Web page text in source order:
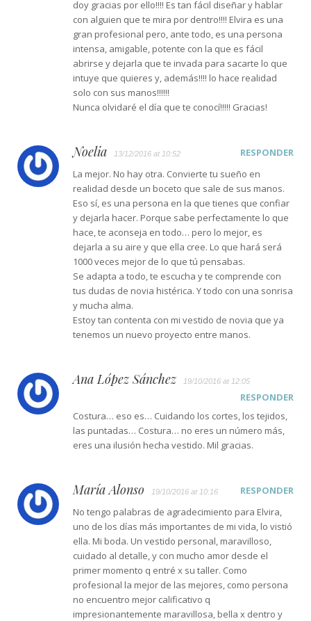
doy gracias por ello!!!! Es tan fácil diseñar y hablar
con alguien que te mira por dentro!!!! Elvira es una
gran profesional pero, ante todo, es una persona
intensa, amigable, potente con la que es fácil
abrirse y dejarla que te invada para sacarte lo que
intuye que quieres y, además!!!! lo hace realidad
solo con sus manos!!!!!!
Nunca olvidaré el día que te conocí!!!!! Gracias!
Noelia 13/12/2016 at 10:52
RESPONDER
La mejor. No hay otra. Convierte tu sueño en
realidad desde un boceto que sale de sus manos.
Eso sí, es una persona en la que tienes que confiar
y dejarla hacer. Porque sabe perfectamente lo que
hace, te aconseja en todo… pero lo mejor, es
dejarla a su aire y que ella cree. Lo que hará será
1000 veces mejor de lo que tú pensabas.
Se adapta a todo, te escucha y te comprende con
tus dudas de novia histérica. Y todo con una sonrisa
y mucha alma.
Estoy tan contenta con mi vestido de novia que ya
tenemos un nuevo proyecto entre manos.
Ana López Sánchez 19/10/2016 at 12:05
RESPONDER
Costura… eso es… Cuidando los cortes, los tejidos,
las puntadas… Costura… no eres un número más,
eres una ilusión hecha vestido. Mil gracias.
María Alonso 19/10/2016 at 10:16
RESPONDER
No tengo palabras de agradecimiento para Elvira,
uno de los días más importantes de mi vida, lo vistió
ella. Mi boda. Un vestido personal, maravilloso,
cuidado al detalle, y con mucho amor desde el
primer momento q entré x su taller. Como
profesional la mejor de las mejores, como persona
no encuentro mejor calificativo q
impresionantemente maravillosa, bella x dentro y